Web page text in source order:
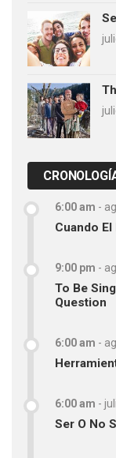
6:00 am -
Cuando
9:00 pm -
To Be
Question
6:00 am -
6:00 am -
Ser O No